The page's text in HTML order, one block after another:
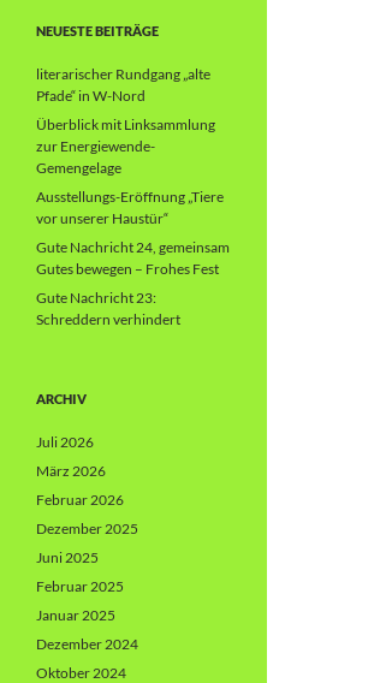
NEUESTE BEITRÄGE
literarischer Rundgang „alte
Pfade“ in W-Nord
Überblick mit Linksammlung
zur Energiewende-
Gemengelage
Ausstellungs-Eröffnung „Tiere
vor unserer Haustür“
Gute Nachricht 24, gemeinsam
Gutes bewegen – Frohes Fest
Gute Nachricht 23:
Schreddern verhindert
ARCHIV
Juli 2026
März 2026
Februar 2026
Dezember 2025
Juni 2025
Februar 2025
Januar 2025
Dezember 2024
Oktober 2024